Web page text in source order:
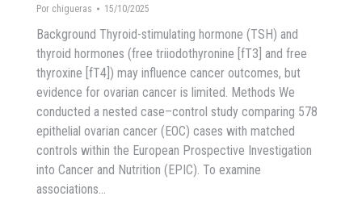
Por chigueras 15/10/2025
Background Thyroid-stimulating hormone (TSH) and
thyroid hormones (free triiodothyronine [fT3] and free
thyroxine [fT4]) may influence cancer outcomes, but
evidence for ovarian cancer is limited. Methods We
conducted a nested case–control study comparing 578
epithelial ovarian cancer (EOC) cases with matched
controls within the European Prospective Investigation
into Cancer and Nutrition (EPIC). To examine
associations…